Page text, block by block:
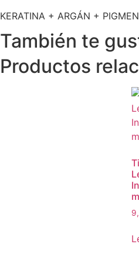
KERATINA + ARGÁN +
También te
Productos